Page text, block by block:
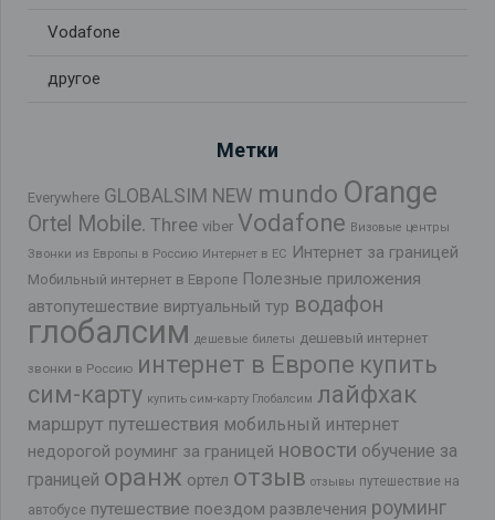
Vodafone
другое
Метки
Everywhere GLOBALSIM NEW mundo Orange
Ortel Mobile. Three viber Vodafone Визовые центры
Звонки из Европы в Россию Интернет в ЕС Интернет за границей
Мобильный интернет в Европе Полезные приложения
автопутешествие виртуальный тур водафон
глобалсим дешевые билеты дешевый интернет
звонки в Россию интернет в Европе купить
сим-карту купить сим-карту Глобалсим лайфхак
маршрут путешествия мобильный интернет
недорогой роуминг за границей новости обучение за
границей оранж ортел отзыв отзывы путешествие на
автобусе путешествие поездом развлечения роуминг